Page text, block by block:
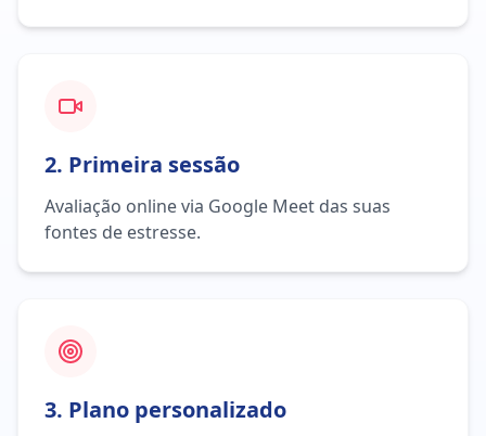
2. Primeira sessão
Avaliação online via Google Meet das suas
fontes de estresse.
3. Plano personalizado